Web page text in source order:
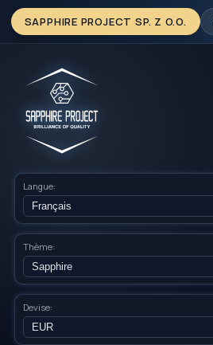
SAPPHIRE PROJECT SP. Z O.O.
Langue:
Thème:
Devise: